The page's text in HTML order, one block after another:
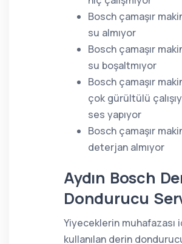
Bosch çamaşır
su almıyor
Bosch çamaşır
su boşaltmıyor
Bosch çamaşır
çok gürültülü
ses yapıyor
Bosch çamaşır
deterjan almıyor
Aydın Bosch
Dondurucu
Yiyeceklerin muhafazası
kullanılan derin